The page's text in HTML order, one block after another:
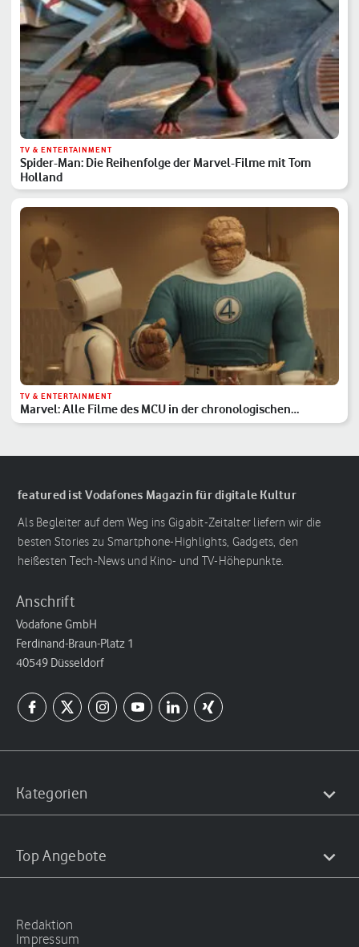
TV & ENTERTAINMENT
Spider-Man: Die Reihenfolge der Marvel-Filme mit Tom
Holland
TV & ENTERTAINMENT
Marvel: Alle Filme des MCU in der chronologischen
Reihenfolge
featured ist Vodafones Magazin für digitale Kultur
Als Begleiter auf dem Weg ins Gigabit-Zeitalter liefern wir die
besten Stories zu Smartphone-Highlights, Gadgets, den
heißesten Tech-News und Kino- und TV-Höhepunkte.
Anschrift
Vodafone GmbH
Ferdinand-Braun-Platz 1
40549 Düsseldorf
Kategorien
Top Angebote
Redaktion
Impressum